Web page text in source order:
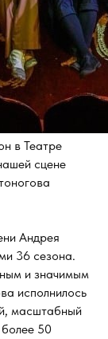
в Театре
сцене
Андрея
36 сезона.
и значимым
исполнилось
масштабный
более 50